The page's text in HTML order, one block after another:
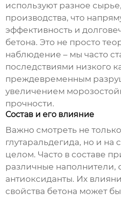
используют разное
производства, что
эффективность и
бетона. Это не просто
наблюдение – мы часто
последствиями низкого
преждевременным
увеличением
прочности.
Состав и его влияние
Важно смотреть не
глутаральдегида, но и на
целом. Часто в составе
различные наполнители,
антиоксиданты. Их
свойства бетона может